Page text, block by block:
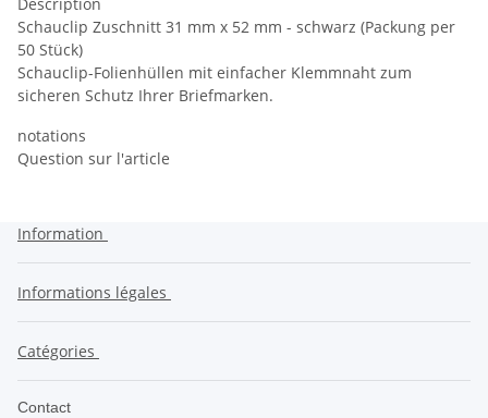
Déscription
Schauclip Zuschnitt 31 mm x 52 mm - schwarz (Packung per
50 Stück)
Schauclip-Folienhüllen mit einfacher Klemmnaht zum
sicheren Schutz Ihrer Briefmarken.
notations
Question sur l'article
Information
Informations légales
Catégories
Contact